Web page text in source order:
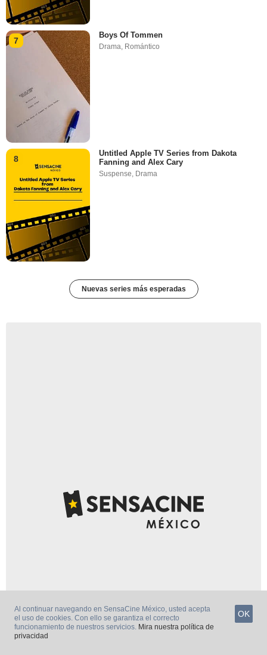
7
Boys Of Tommen
Drama, Romántico
8
Untitled Apple TV Series from Dakota
Fanning and Alex Cary
Suspense, Drama
Nuevas series más esperadas
Al continuar navegando en SensaCine México, usted acepta
el uso de cookies. Con ello se garantiza el correcto
funcionamiento de nuestros servicios. Mira nuestra política de
privacidad
OK